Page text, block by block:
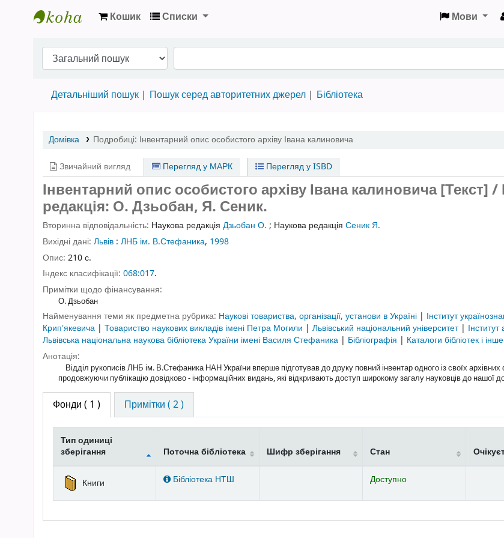
Кошик Списки Мови
Детальніший пошук Пошук серед авторитетних джерел Бібліотека
Домівка Подробиці: Інвентарний опис особистого архіву Івана калиновича
Звичайний вигляд Перегляд у МАРК Перегляд у ISBD
Інвентарний опис особистого архіву Івана калиновича [Текст]
редакція: О. Дзьобан, Я. Сеник.
Вторинна відповідальність: Наукова редакція Дзьобан О. ; Наукова редакція Сеник Я.
Вихідні дані: Львів : ЛНБ ім. В.Стефаника, 1998
Опис: 210 с.
Індекс класифікації: 068:017.
Примітки щодо фінансування:
О. Дзьобан
Найменування теми як предметна рубрика: Наукові товариства, організації, установи в Україні | Інститут
Крипʼякевича | Товариство наукових викладів імені Петра Могили | Львівський національний університет |
Львівська національна наукова бібліотека України імені Василя Стефаника | Бібліографія | Каталоги бібліотек і інше
Анотація:
Відділ рукописів ЛНБ ім. В.Стефаника НАН України вперше підготував до друку повний інвентар одного із своїх архівних
продовжуючи публікацію довідково - інформаційних видань, які відкривають доступ широкому загалу науковців до нашої
Фонди ( 1 ) Примітки ( 2 )
Тип одиниці
зберігання
Поточна бібліотека Шифр зберігання Стан
Книги Бібліотека НТШ Доступно